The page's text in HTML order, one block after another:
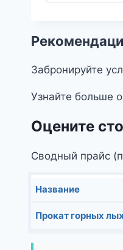
Забронируйте
Узнайте больше
Оцените
Сводный прайс
Название
Прокат горных